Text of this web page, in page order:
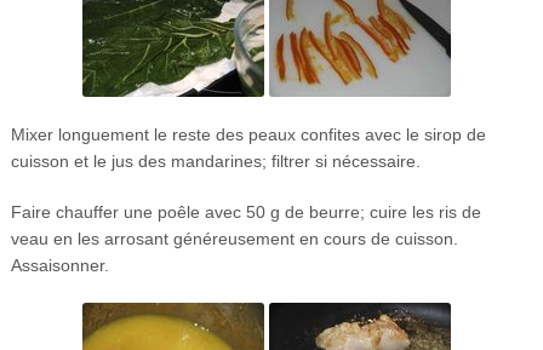
Mixer longuement le reste des peaux confites avec le sirop de
cuisson et le jus des mandarines; filtrer si nécessaire.
Faire chauffer une poêle avec 50 g de beurre; cuire les ris de
veau en les arrosant généreusement en cours de cuisson.
Assaisonner.